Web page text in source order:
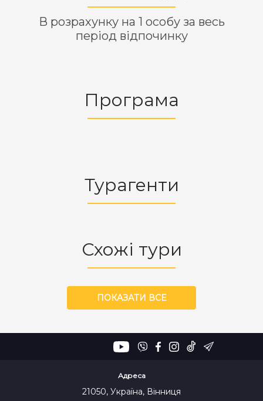
В розрахунку на 1 особу за весь
період відпочинку
Програма
Турагенти
Схожі тури
ПОКАЗАТИ ВСЕ
Адреса
21050, Україна, Вінниця